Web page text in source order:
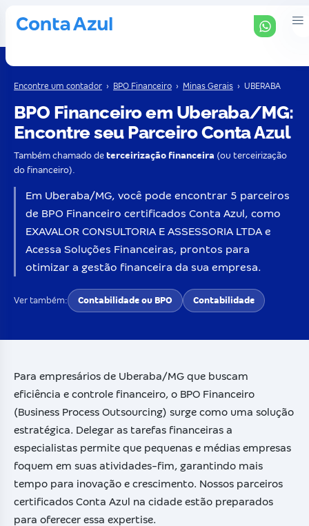
Encontre um contador › BPO Financeiro › Minas Gerais › UBERABA
BPO Financeiro em Uberaba/MG:
Encontre seu Parceiro Conta Azul
Também chamado de terceirização financeira (ou terceirização
do financeiro).
Em Uberaba/MG, você pode encontrar 5 parceiros
de BPO Financeiro certificados Conta Azul, como
EXAVALOR CONSULTORIA E ASSESSORIA LTDA e
Acessa Soluções Financeiras, prontos para
otimizar a gestão financeira da sua empresa.
Ver também: Contabilidade ou BPO Contabilidade
Para empresários de Uberaba/MG que buscam
eficiência e controle financeiro, o BPO Financeiro
(Business Process Outsourcing) surge como uma solução
estratégica. Delegar as tarefas financeiras a
especialistas permite que pequenas e médias empresas
foquem em suas atividades-fim, garantindo mais
tempo para inovação e crescimento. Nossos parceiros
certificados Conta Azul na cidade estão preparados
para oferecer essa expertise.